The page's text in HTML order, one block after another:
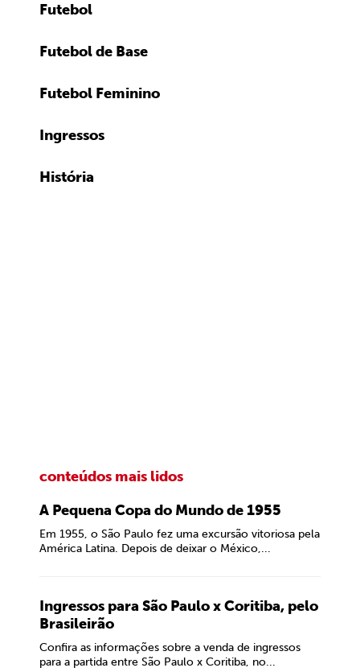
Futebol
Futebol de Base
Futebol Feminino
Ingressos
História
conteúdos mais lidos
A Pequena Copa do Mundo de 1955
Em 1955, o São Paulo fez uma excursão vitoriosa pela
América Latina. Depois de deixar o México,...
Ingressos para São Paulo x Coritiba, pelo
Brasileirão
Confira as informações sobre a venda de ingressos
para a partida entre São Paulo x Coritiba, no...